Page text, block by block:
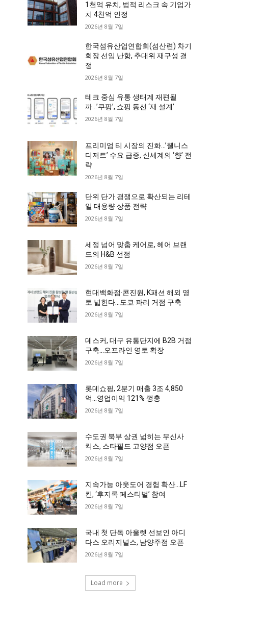
1천억 유치, 법적 리스크 속 기업가
치 4천억 인정
2026년 8월 7일
한국섬유산업연합회(섬산련) 차기
회장 선임 난항, 추대위 재구성 결
정
2026년 8월 7일
테크 중심 유통 생태계 재편될
까…’쿠팡’, 쇼핑 동선 ‘재 설계’
2026년 8월 7일
프리미엄 티 시장의 진화…’웰니스
디저트’ 수요 급증, 신세계의 ‘향’ 전
략
2026년 8월 7일
단위 단가 경쟁으로 확산되는 리테
일 대용량 상품 전략
2026년 8월 7일
세정 넘어 맞춤 케어로, 헤어 브랜
드의 H&B 선점
2026년 8월 7일
현대백화점·콘진원, K패션 해외 영
토 넓힌다…도쿄·파리 거점 구축
2026년 8월 7일
데스커, 대구 유통단지에 B2B 거점
구축…오프라인 영토 확장
2026년 8월 7일
롯데쇼핑, 2분기 매출 3조 4,850
억…영업이익 121% 껑충
2026년 8월 7일
수도권 북부 상권 넓히는 무신사
킥스, 스타필드 고양점 오픈
2026년 8월 7일
지속가능 아웃도어 경험 확산…LF
킨, ‘후지록 페스티벌’ 참여
2026년 8월 7일
국내 첫 단독 아울렛 선보인 아디
다스 오리지널스, 남양주점 오픈
2026년 8월 7일
Load more